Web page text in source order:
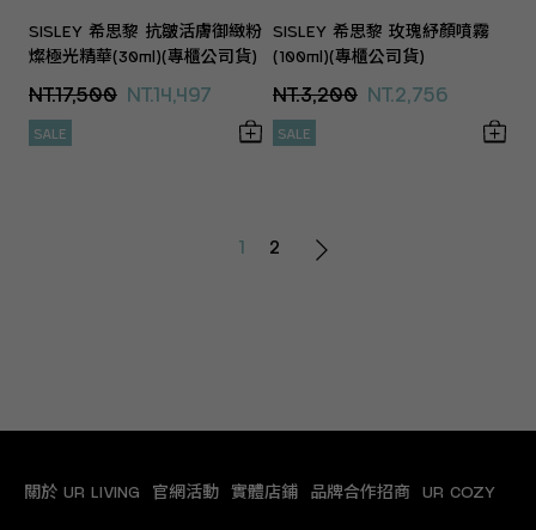
SISLEY 希思黎 抗皺活膚御緻粉
燦極光精華(30ml)(專櫃公司貨)
NT.17,500 NT.14,497
SALE
SISLEY 希思黎 玫瑰紓顏噴霧
(100ml)(專櫃公司貨)
NT.3,200 NT.2,756
SALE
1 2
關於 UR LIVING 官網活動 實體店鋪 品牌合作招商 UR COZY